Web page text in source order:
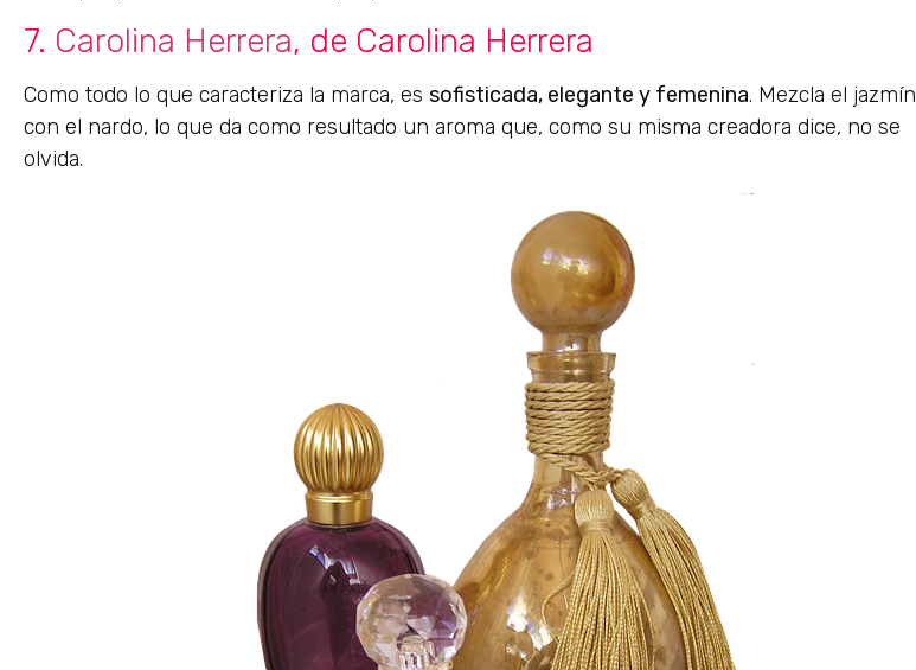
7. Carolina Herrera, de Carolina Herrera
Como todo lo que caracteriza la marca, es sofisticada, elegante y femenina. Mezcla el jazmín
con el nardo, lo que da como resultado un aroma que, como su misma creadora dice, no se
olvida.